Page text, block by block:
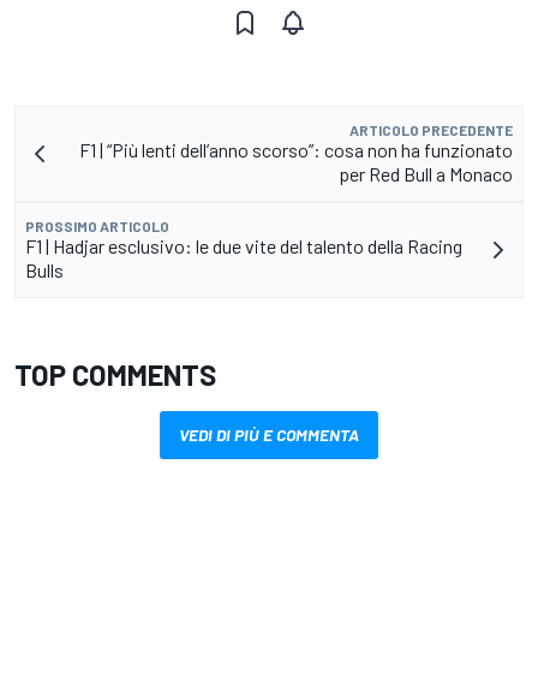
ARTICOLO PRECEDENTE
F1 | “Più lenti dell’anno scorso”: cosa non ha funzionato
per Red Bull a Monaco
PROSSIMO ARTICOLO
F1 | Hadjar esclusivo: le due vite del talento della Racing
Bulls
TOP COMMENTS
VEDI DI PIÙ E COMMENTA